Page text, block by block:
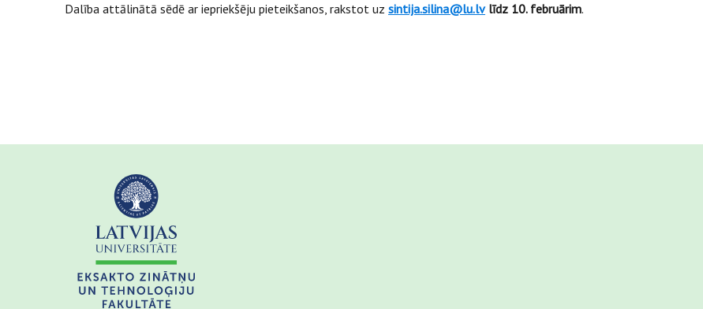
Dalība attālinātā sēdē ar iepriekšēju pieteikšanos, rakstot uz sintija.silina@lu.lv līdz 10. februārim.